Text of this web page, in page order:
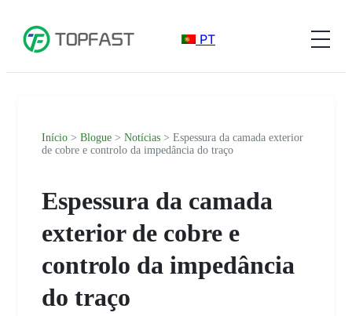
PT
Início > Blogue > Notícias > Espessura da camada exterior
de cobre e controlo da impedância do traço
Espessura da camada
exterior de cobre e
controlo da impedância
do traço